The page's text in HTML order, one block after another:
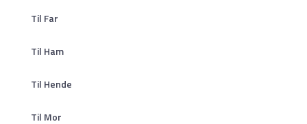
Til Far
Til Ham
Til Hende
Til Mor